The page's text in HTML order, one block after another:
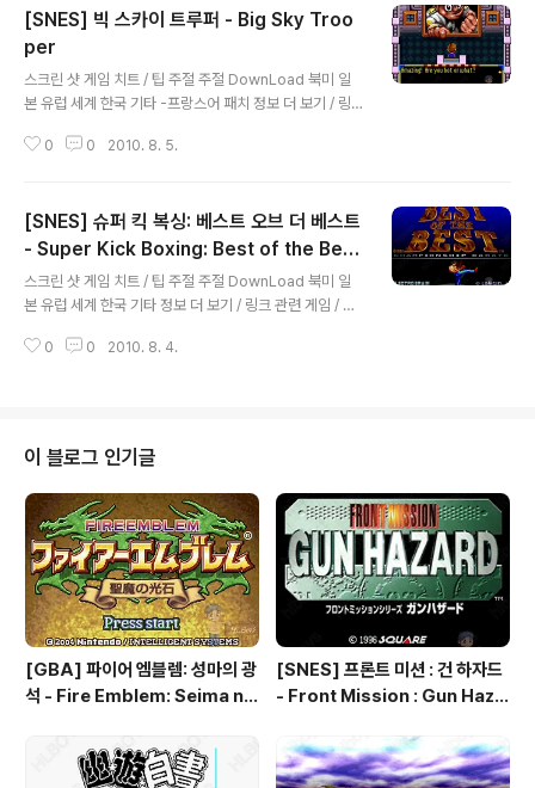
[SNES] 빅 스카이 트루퍼 - Big Sky Troo
per
스크린 샷 게임 치트 / 팁 주절 주절 DownLoad 북미 일
본 유럽 세계 한국 기타 -프랑스어 패치 정보 더 보기 / 링
0 0 2010. 8. 5.
[SNES] 슈퍼 킥 복싱: 베스트 오브 더 베스트
- Super Kick Boxing: Best of the Bes
t, スーパーキックボクシング, 베스트 오브
더 베스트: 챔피온쉽 가라데 - Best of the B
est: Championship Karate
스크린 샷 게임 치트 / 팁 주절 주절 DownLoad 북미 일
본 유럽 세계 한국 기타 정보 더 보기 / 링크 관련 게임 / 다
싱 - The Kick Boxing - ザ・キックボクシング, 안드
The [PC엔진/스포츠] - [PCE] 안드레 팬자 킥 복싱 - A
ndre Panza Kick Boxing, 킥 복싱 - THE KICKBOXI
NG [컴퓨터/스포츠] - [고전게임] 팬자 킥 복싱 - Panza
Kick Boxing [패..
0 0 2010. 8. 4.
이 블로그 인기글
[GBA] 파이어 엠블렘: 성마의 광
석 - Fire Emblem: Seima no
ム 聖魔の光石, 파이어 엠블렘:
더 세이크리드 스톤즈 - Fire Em
[SNES] 프론트 미션 : 건 하자드
- Front Mission : Gun Haza
ズ ガンハザード